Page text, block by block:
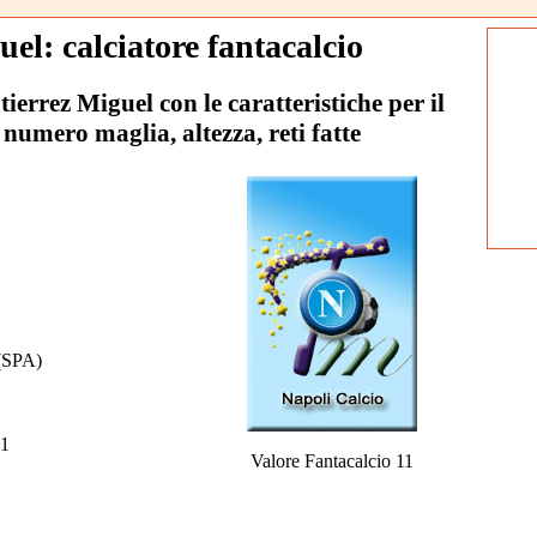
calciatore fantacalcio
Miguel con le caratteristiche per il
maglia, altezza, reti fatte
1
Valore Fantacalcio 11